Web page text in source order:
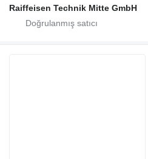
Raiffeisen Technik Mitte GmbH